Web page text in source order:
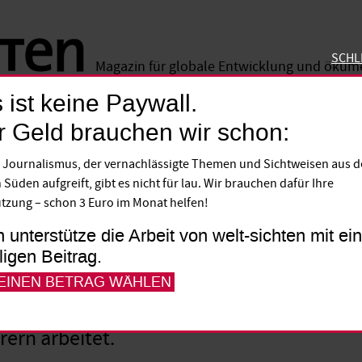
Magazin für globale Entwicklung und
für Rückkehrer dürfen nicht zu
und Männer sind in den
„weltwärts“ in Länder in
sie bei Hilfsprojekten mit an und
Hause kommen, sollen sie sich
das? Fragen an Kai Diederich, der
arbeitet.
ist keine Paywall.
Geld brauchen wir schon:
Journalismus, der vernachlässigte Themen und Sichtweisen aus
Süden aufgreift, gibt es nicht für lau. Wir brauchen dafür Ihre
– schon 3 Euro im Monat helfen!
unterstütze die Arbeit von welt-sichten mit
Beitrag.
BETRAG WÄHLEN